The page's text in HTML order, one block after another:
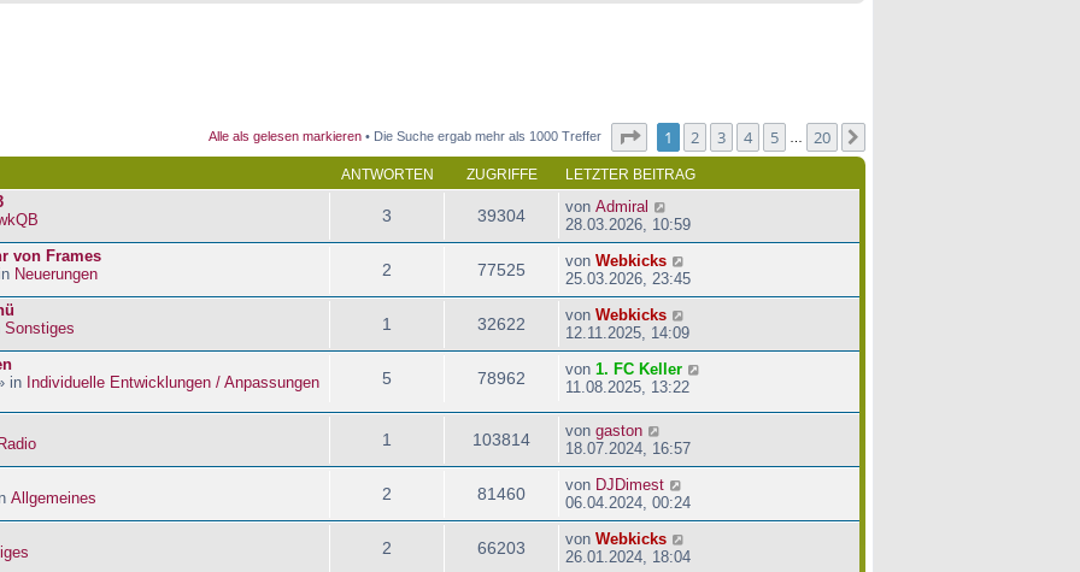
Alle als gelesen markieren • Die Suche ergab mehr als 1000 Treffer Seite von20
1 2 3 4 5 20
ANTWORTEN ZUGRIFFE LETZTER BEITRAG
3 39304 von Admiral
28.03.2026, 10:59
von Frames
Neuerungen 2 77525 von Webkicks
25.03.2026, 23:45
Sonstiges 1 32622 von Webkicks
12.11.2025, 14:09
in Individuelle Entwicklungen / Anpassungen
5 78962 von 1. FC Keller
11.08.2025, 13:22
Radio 1 103814 von gaston
18.07.2024, 16:57
Allgemeines 2 81460 von DJDimest
06.04.2024, 00:24
2 66203 von Webkicks
26.01.2024, 18:04